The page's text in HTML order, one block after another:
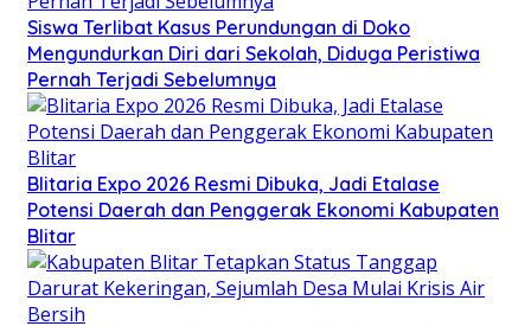
Siswa Terlibat Kasus Perundungan di Doko
Mengundurkan Diri dari Sekolah, Diduga Peristiwa
Pernah Terjadi Sebelumnya
Blitaria Expo 2026 Resmi Dibuka, Jadi Etalase
Potensi Daerah dan Penggerak Ekonomi Kabupaten
Blitar